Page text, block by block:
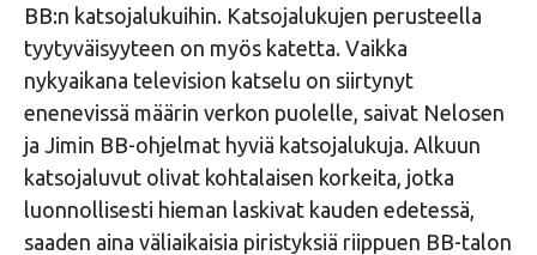
BB:n katsojalukuihin. Katsojalukujen perusteella
tyytyväisyyteen on myös katetta. Vaikka
nykyaikana television katselu on siirtynyt
enenevissä määrin verkon puolelle, saivat Nelosen
ja Jimin BB-ohjelmat hyviä katsojalukuja. Alkuun
katsojaluvut olivat kohtalaisen korkeita, jotka
luonnollisesti hieman laskivat kauden edetessä,
saaden aina väliaikaisia piristyksiä riippuen BB-talon